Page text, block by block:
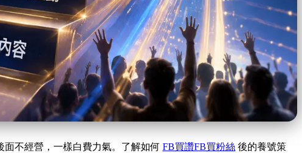
不經營，一樣白費力氣。了解如何 FB買讚FB買粉絲 後的養號策